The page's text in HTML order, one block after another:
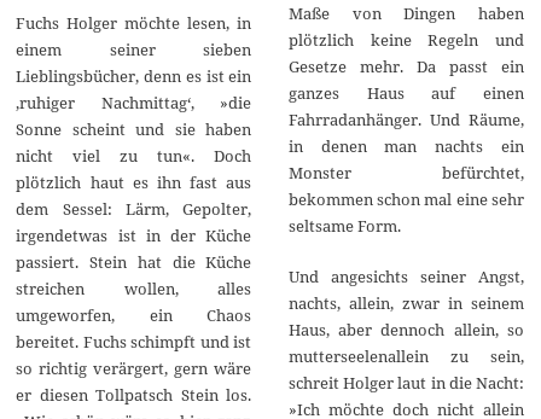
Fuchs Holger möchte lesen, in
einem seiner sieben
Lieblingsbücher, denn es ist ein
‚ruhiger Nachmittag‘, »die
Sonne scheint und sie haben
nicht viel zu tun«. Doch
plötzlich haut es ihn fast aus
dem Sessel: Lärm, Gepolter,
irgendetwas ist in der Küche
passiert. Stein hat die Küche
streichen wollen, alles
umgeworfen, ein Chaos
bereitet. Fuchs schimpft und ist
so richtig verärgert, gern wäre
er diesen Tollpatsch Stein los.
Maße von Dingen haben
plötzlich keine Regeln und
Gesetze mehr. Da passt ein
ganzes Haus auf einen
Fahrradanhänger. Und Räume,
in denen man nachts ein
Monster befürchtet,
bekommen schon mal eine sehr
seltsame Form.
Und angesichts seiner Angst,
nachts, allein, zwar in seinem
Haus, aber dennoch allein, so
mutterseelenallein zu sein,
schreit Holger laut in die Nacht:
»Ich möchte doch nicht allein